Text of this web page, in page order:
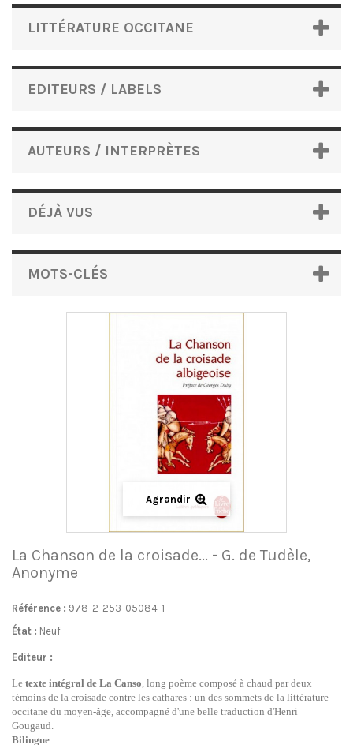
LITTÉRATURE OCCITANE
EDITEURS / LABELS
AUTEURS / INTERPRÈTES
DÉJÀ VUS
MOTS-CLÉS
Agrandir
La Chanson de la croisade... - G. de Tudèle,
Anonyme
Référence : 978-2-253-05084-1
État : Neuf
Editeur :
Le texte intégral de La Canso, long poème composé à chaud par deux
témoins de la croisade contre les cathares : un des sommets de la littérature
occitane du moyen-âge, accompagné d'une belle traduction d'Henri
Gougaud.
Bilingue.